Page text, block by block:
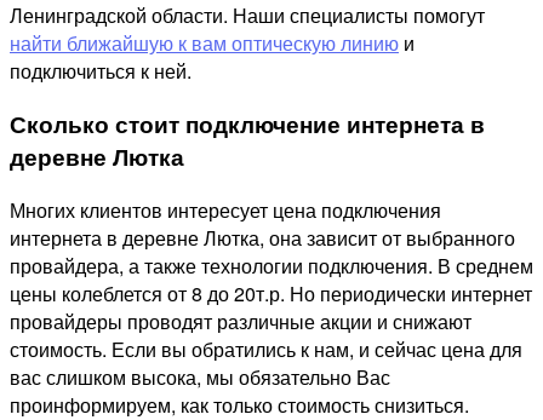
Ленинградской области. Наши специалисты помогут
найти ближайшую к вам оптическую линию и
подключиться к ней.
Сколько стоит подключение интернета в
деревне Лютка
Многих клиентов интересует цена подключения
интернета в деревне Лютка, она зависит от выбранного
провайдера, а также технологии подключения. В среднем
цены колеблется от 8 до 20т.р. Но периодически интернет
провайдеры проводят различные акции и снижают
стоимость. Если вы обратились к нам, и сейчас цена для
вас слишком высока, мы обязательно Вас
проинформируем, как только стоимость снизиться.